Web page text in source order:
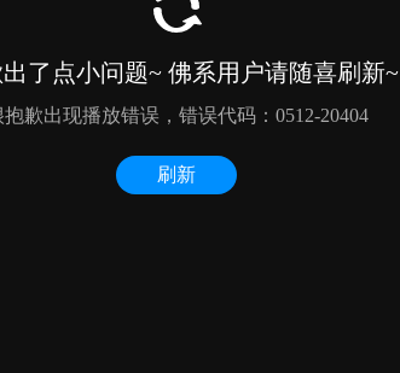
了点小问题~ 佛系用户请随喜刷新~
抱歉出现播放错误，错误代码：0512-20404
刷新